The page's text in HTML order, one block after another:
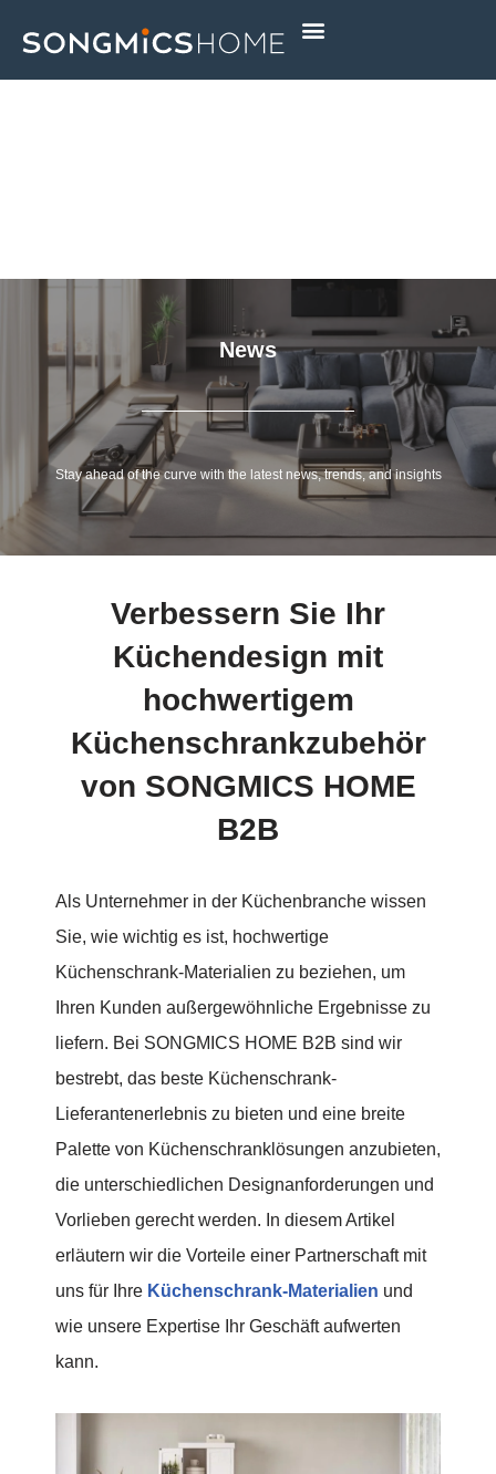
Skip
to
News
Stay ahead of the curve with the latest news, trends, and insights
Verbessern Sie Ihr
Küchendesign mit
hochwertigem
Küchenschrankzubehör
von SONGMICS HOME
B2B
Als Unternehmer in der Küchenbranche wissen
Sie, wie wichtig es ist, hochwertige
Küchenschrank-Materialien zu beziehen, um
Ihren Kunden außergewöhnliche Ergebnisse zu
liefern. Bei SONGMICS HOME B2B sind wir
bestrebt, das beste Küchenschrank-
Lieferantenerlebnis zu bieten und eine breite
Palette von Küchenschranklösungen anzubieten,
die unterschiedlichen Designanforderungen und
Vorlieben gerecht werden. In diesem Artikel
erläutern wir die Vorteile einer Partnerschaft mit
uns für Ihre Küchenschrank-Materialien und
wie unsere Expertise Ihr Geschäft aufwerten
kann.